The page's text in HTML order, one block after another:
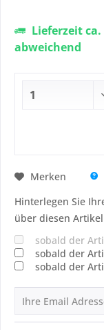
Lieferzeit ca.
abweichend
Merken
Hinterlegen Sie
über diesen
sobald der
sobald der
sobald der